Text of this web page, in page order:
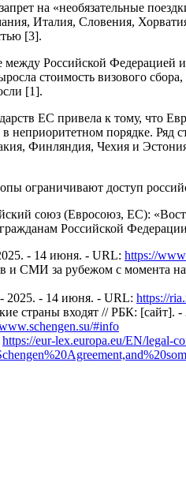
на «необязательные
Италия, Словения,
[3].
между Российской
стоимость визового
[1].
ЕС привела к тому, что
неприоритетном порядке.
Финляндия, Чехия и
ограничивают доступ
союз (Евросоюз, ЕС):
Российской
- 14 июня. - URL: https://
и СМИ за рубежом с момента
2025. - 14 июня. - URL: https://
страны входят // РБК: [сайт]. -
#info
https://eur-lex.europa.eu/EN/legal-